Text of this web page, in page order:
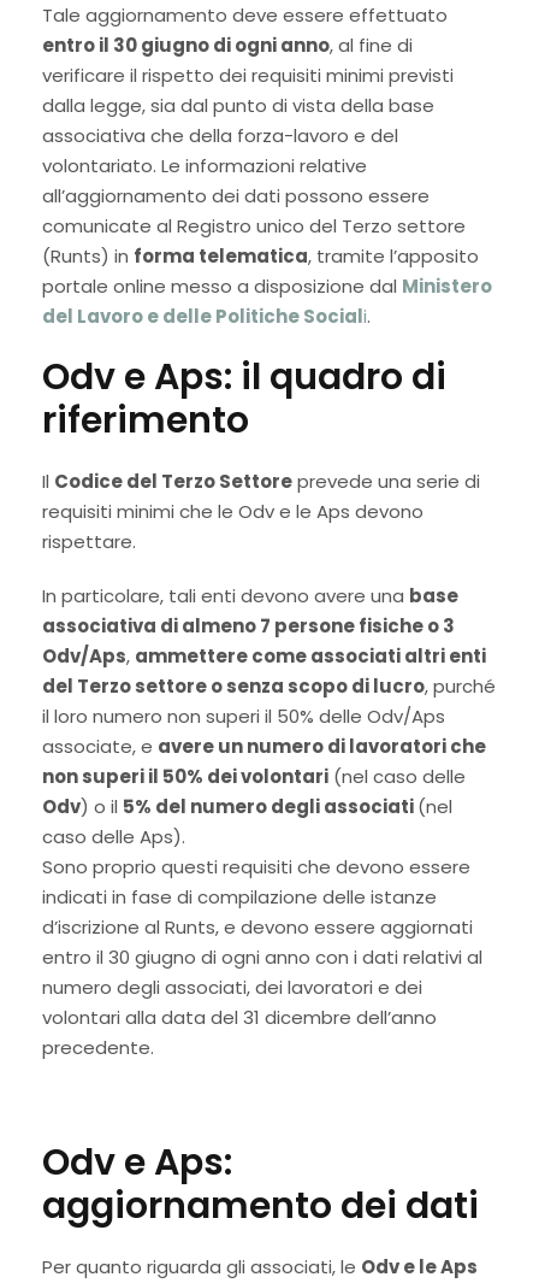
Tale aggiornamento deve essere effettuato
entro il 30 giugno di ogni anno, al fine di
verificare il rispetto dei requisiti minimi previsti
dalla legge, sia dal punto di vista della base
associativa che della forza-lavoro e del
volontariato. Le informazioni relative
all’aggiornamento dei dati possono essere
comunicate al Registro unico del Terzo settore
(Runts) in forma telematica, tramite l’apposito
portale online messo a disposizione dal Ministero
del Lavoro e delle Politiche Sociali.
Odv e Aps: il quadro di
riferimento
Il Codice del Terzo Settoreprevede una serie di
requisiti minimi che le Odv e le Aps devono
rispettare.
In particolare, tali enti devono avere una base
associativa di almeno 7 persone fisiche o 3
Odv/Aps, ammettere come associati altri enti
del Terzo settore o senza scopo di lucro, purché
il loro numero non superi il 50% delle Odv/Aps
associate, e avere un numero di lavoratori che
non superi il 50% dei volontari (nel caso delle
Odv) o il 5% del numero degli associati(nel
caso delle Aps).
Sono proprio questi requisiti che devono essere
indicati in fase di compilazione delle istanze
d’iscrizione al Runts, e devono essere aggiornati
entro il 30 giugno di ogni anno con i dati relativi al
numero degli associati, dei lavoratori e dei
volontari alla data del 31 dicembre dell’anno
precedente.
Odv e Aps:
aggiornamento dei dati
Per quanto riguarda gli associati, le Odv e le Aps